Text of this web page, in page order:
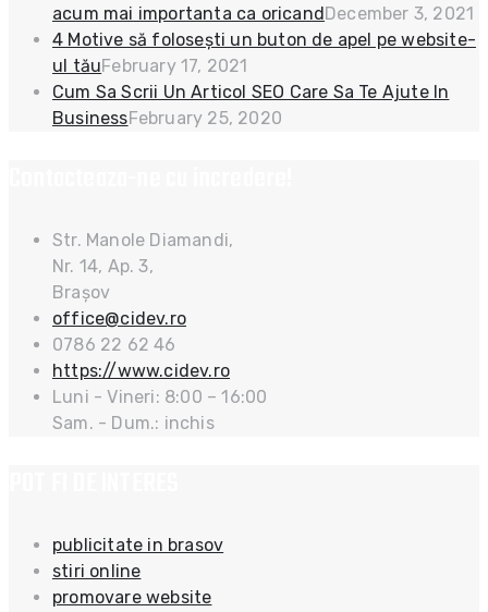
acum mai importanta ca oricand December 3, 2021
4 Motive să folosești un buton de apel pe website-
ul tăuFebruary 17, 2021
Cum Sa Scrii Un Articol SEO Care Sa Te Ajute In
BusinessFebruary 25, 2020
Str. Manole Diamandi,
Nr. 14, Ap. 3,
Brașov
office@cidev.ro
0786 22 62 46
https://www.cidev.ro
Luni - Vineri: 8:00 – 16:00
Sam. - Dum.: inchis
publicitate in brasov
stiri online
promovare website